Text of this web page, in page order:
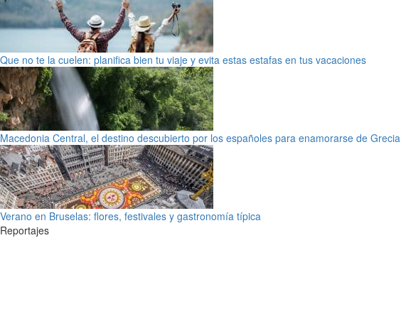
Que no te la cuelen: planifica bien tu viaje y evita estas estafas en tus vacaciones
Macedonia Central, el destino descubierto por los españoles para enamorarse de Grecia
Verano en Bruselas: flores, festivales y gastronomía típica
Reportajes